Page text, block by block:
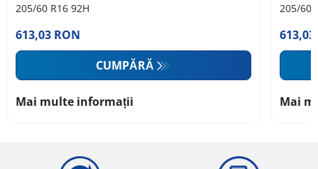
205/60 R16 92H
613,03 RON
CUMPĂRĂ
Mai multe informații
205/60
Mai